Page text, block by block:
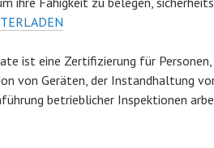
ist eine Zertifizierung für
von Geräten, der Instandhaltung
betrieblicher Inspektionen